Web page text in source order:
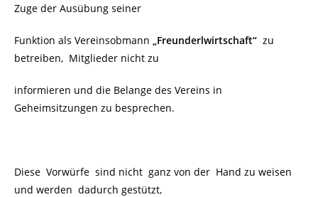
Zuge der Ausübung seiner
Funktion als Vereinsobmann „Freunderlwirtschaft“ zu
betreiben, Mitglieder nicht zu
informieren und die Belange des Vereins in
Geheimsitzungen zu besprechen.
Diese Vorwürfe sind nicht ganz von der Hand zu weisen
und werden dadurch gestützt,